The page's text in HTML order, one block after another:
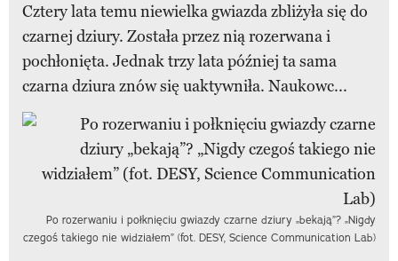
Cztery lata temu niewielka gwiazda zbliżyła się do
czarnej dziury. Została przez nią rozerwana i
pochłonięta. Jednak trzy lata później ta sama
czarna dziura znów się uaktywniła. Naukowc...
Po rozerwaniu i połknięciu gwiazdy czarne dziury „bekają”? „Nigdy
czegoś takiego nie widziałem” (fot. DESY, Science Communication Lab)